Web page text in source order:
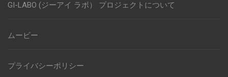
GI-LABO (ジーアイ ラボ） プロジェクトについて
ムービー
プライバシーポリシー